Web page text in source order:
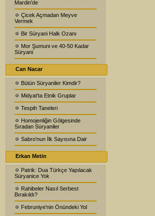
Mardin'de
Çicek Açmadan Meyve
Vermek
Bir Süryani Halk Ozanı
Mor Şumuni ve 40-50 Kadar
Süryani
Can Nacar
Bütün Süryaniler Kimdir?
Midyat'ta Etnik Gruplar
Tespih Taneleri
Homojenliğin Gölgesinde
Sıradan Süryaniler
Sabro'nun İlk Sayısına Dair
Erkan Metin
Patrik: Dua Türkçe Yapılacak
Süryanice Yok
Rahibeler Nasıl Serbest
Bırakıldı?
Februniye'nin Önündeki Yol